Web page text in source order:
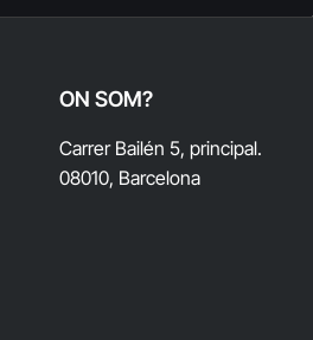
ON SOM?
Carrer Bailén 5, principal.
08010, Barcelona